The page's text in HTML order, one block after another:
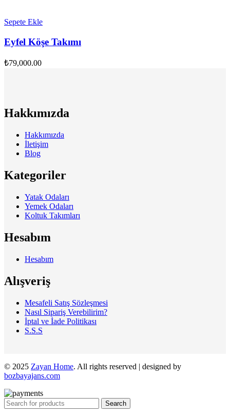
Sepete Ekle
Eyfel Köşe Takımı
₺79,000.00
Hakkımızda
Hakkımızda
İletişim
Blog
Kategoriler
Yatak Odaları
Yemek Odaları
Koltuk Takımları
Hesabım
Hesabım
Alışveriş
Mesafeli Satış Sözleşmesi
Nasıl Sipariş Verebilirim?
İptal ve İade Politikası
S.S.S
© 2025 Zayan Home. All rights reserved | designed by
bozbayajans.com
Search